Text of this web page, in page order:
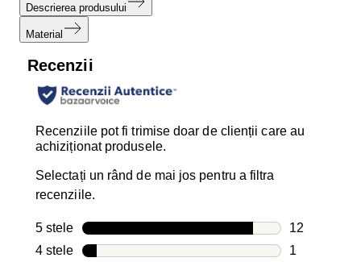
Descrierea produsului
Material
Recenzii
Recenziile pot fi trimise doar de clienții care au
achiziționat produsele.
Selectați un rând de mai jos pentru a filtra
recenziile.
5 stele stele
12
12 recenzii
4 stele stele 1